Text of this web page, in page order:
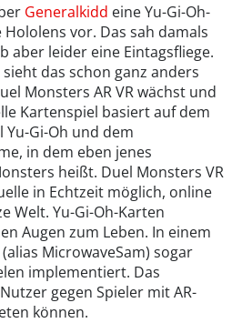
Generalkidd eine Yu-Gi-Oh-
vor. Das sah damals
aber leider eine Eintagsfliege.
sieht das schon ganz anders
Monsters AR VR wächst und
Kartenspiel basiert auf dem
Gi-Oh und dem
in dem eben jenes
heißt. Duel Monsters VR
in Echtzeit möglich, online
Welt. Yu-Gi-Oh-Karten
Augen zum Leben. In einem
MicrowaveSam) sogar
implementiert. Das
gegen Spieler mit AR-
können.